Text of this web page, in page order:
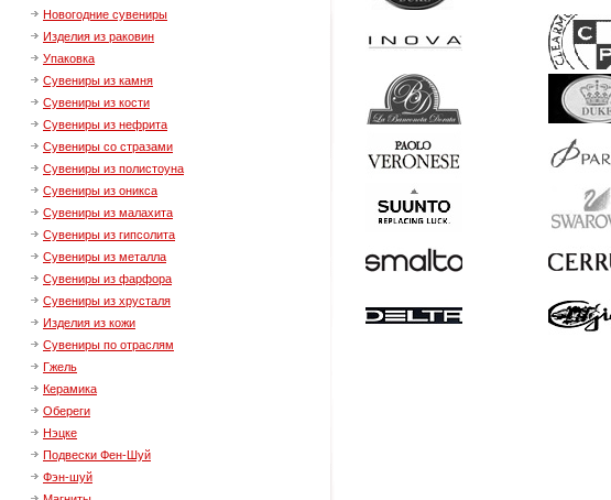
Новогодние сувениры
Изделия из раковин
Упаковка
Сувениры из камня
Сувениры из кости
Сувениры из нефрита
Сувениры со стразами
Сувениры из полистоуна
Сувениры из оникса
Сувениры из малахита
Сувениры из гипсолита
Сувениры из металла
Сувениры из фарфора
Сувениры из хрусталя
Изделия из кожи
Сувениры по отраслям
Гжель
Керамика
Обереги
Нэцке
Подвески Фен-Шуй
Фэн-шуй